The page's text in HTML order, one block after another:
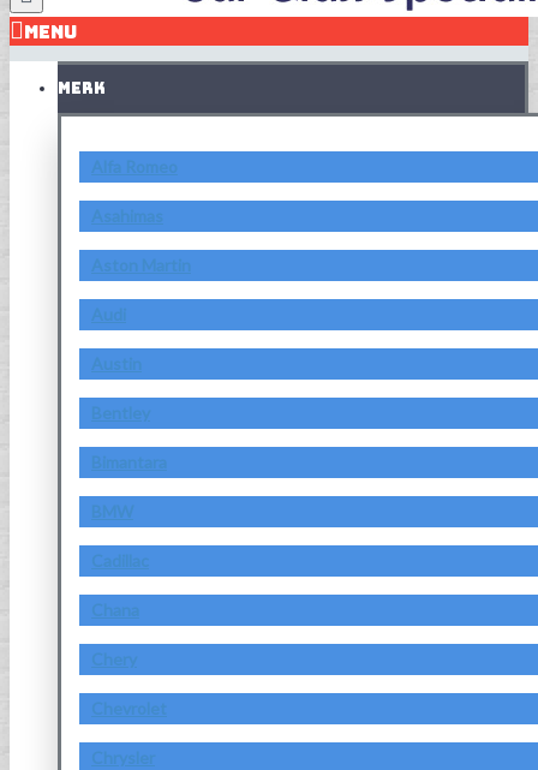
MENU
MERK
Alfa Romeo
Asahimas
Aston Martin
Audi
Austin
Bentley
Bimantara
BMW
Cadillac
Chana
Chery
Chevrolet
Chrysler